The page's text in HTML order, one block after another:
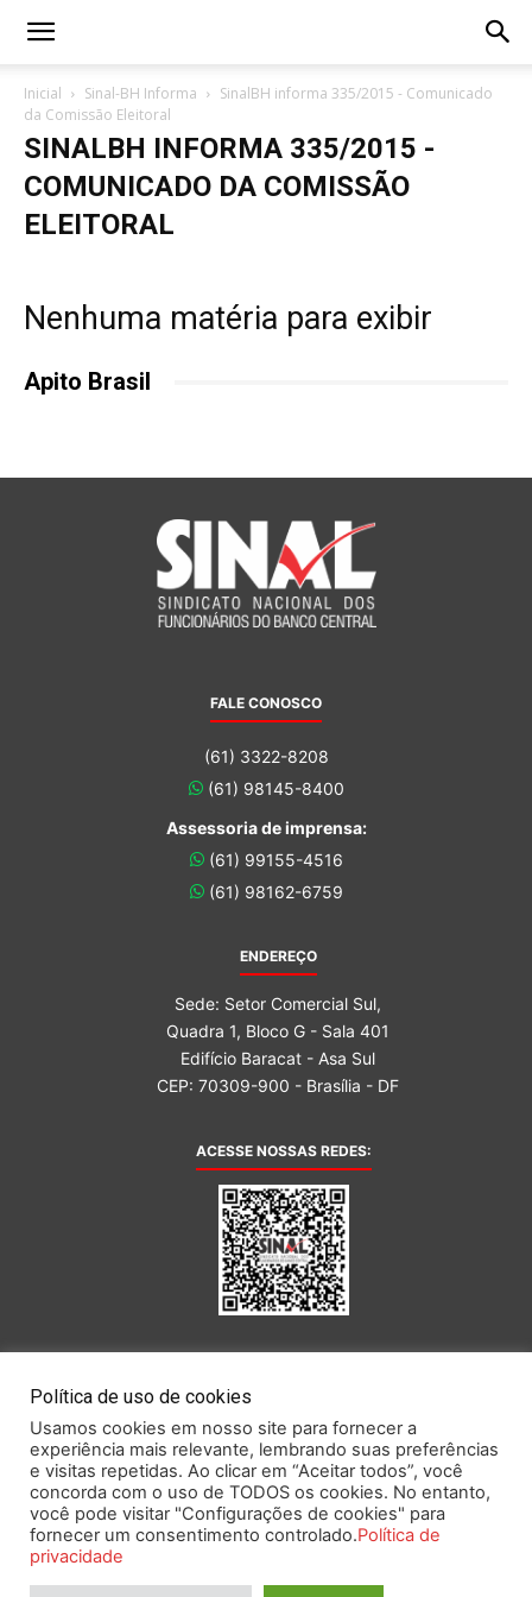
Inicial Sinal-BH Informa
SinalBH informa 335/2015 - Comunicado
da Comissão Eleitoral
SINALBH INFORMA 335/2015 -
COMUNICADO DA COMISSÃO
ELEITORAL
Nenhuma matéria para exibir
Apito Brasil
FALE CONOSCO
(61) 3322-8208
(61) 98145-8400
Assessoria de imprensa:
(61) 99155-4516
(61) 98162-6759
ENDEREÇO
Sede: Setor Comercial Sul,
Quadra 1, Bloco G - Sala 401
Edifício Baracat - Asa Sul
CEP: 70309-900 - Brasília - DF
ACESSE NOSSAS REDES:
Este portal obedece às prescrições da Lei Geral de Proteção de Dados.
Política de uso de cookies
Usamos cookies em nosso site para fornecer a
experiência mais relevante, lembrando suas preferências
e visitas repetidas. Ao clicar em “Aceitar todos”, você
concorda com o uso de TODOS os cookies. No entanto,
você pode visitar "Configurações de cookies" para
fornecer um consentimento controlado.Política de
privacidade